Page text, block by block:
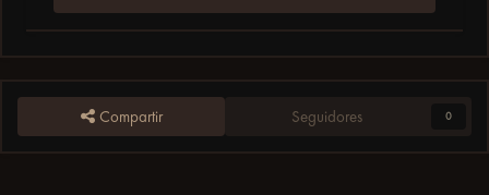
Compartir Seguidores 0